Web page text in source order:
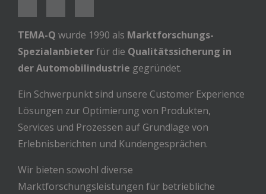
TEMA-Q wurde 1990 als Marktforschungs-
Spezialanbieterfür die Qualitätssicherung in
der Automobilindustrie gegründet.
Ein Schwerpunkt sind unsere Customer Experience
Lösungen zur Optimierung von Produkten,
Services und Prozessen auf Grundlage von
Erlebnisberichten und Kundengesprächen.
Wir bieten sowohl diverse
Marktforschungsleistungen für betriebliche